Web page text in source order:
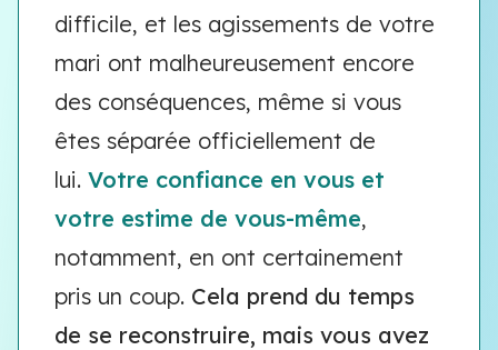
difficile, et les agissements de votre
mari ont malheureusement encore
des conséquences, même si vous
êtes séparée officiellement de
lui. Votre confiance en vous et
votre estime de vous-même,
notamment, en ont certainement
pris un coup. Cela prend du temps
de se reconstruire, mais vous avez